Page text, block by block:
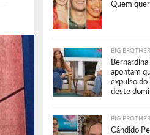
Quem
BIG BROTHER
apontam
expulso do
deste
BIG BROTHER
Cândido